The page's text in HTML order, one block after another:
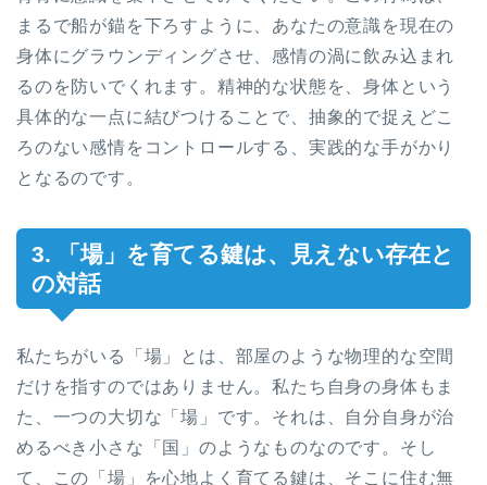
まるで船が錨を下ろすように、あなたの意識を現在の
身体にグラウンディングさせ、感情の渦に飲み込まれ
るのを防いでくれます。精神的な状態を、身体という
具体的な一点に結びつけることで、抽象的で捉えどこ
ろのない感情をコントロールする、実践的な手がかり
となるのです。
3. 「場」を育てる鍵は、見えない存在と
の対話
私たちがいる「場」とは、部屋のような物理的な空間
だけを指すのではありません。私たち自身の身体もま
た、一つの大切な「場」です。それは、自分自身が治
めるべき小さな「国」のようなものなのです。そし
て、この「場」を心地よく育てる鍵は、そこに住む無